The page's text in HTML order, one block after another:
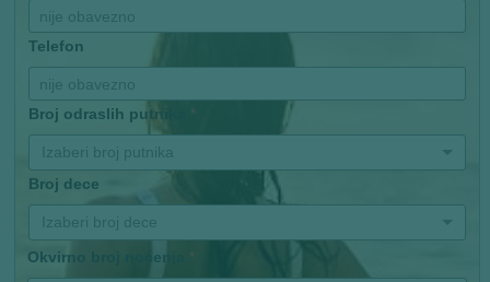
Telefon
Broj odraslih putnika *
Izaberi broj putnika
Broj dece
Izaberi broj dece
Okvirno broj noćenja *